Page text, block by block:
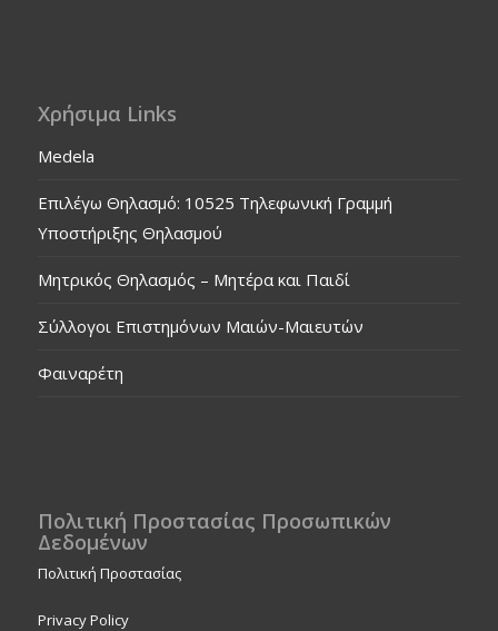
Χρήσιμα Links
Medela
Επιλέγω Θηλασμό: 10525 Τηλεφωνική Γραμμή
Υποστήριξης Θηλασμού
Μητρικός Θηλασμός – Μητέρα και Παιδί
Σύλλογοι Επιστημόνων Μαιών-Μαιευτών
Φαιναρέτη
Πολιτική Προστασίας Προσωπικών
Δεδομένων
Πολιτική Προστασίας
Privacy Policy